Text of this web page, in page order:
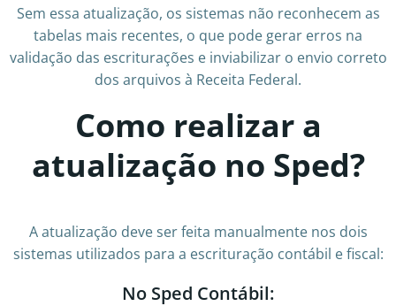
Sem essa atualização, os sistemas não reconhecem as
tabelas mais recentes, o que pode gerar erros na
validação das escriturações e inviabilizar o envio correto
dos arquivos à Receita Federal.
Como realizar a
atualização no Sped?
A atualização deve ser feita manualmente nos dois
sistemas utilizados para a escrituração contábil e fiscal:
No Sped Contábil: